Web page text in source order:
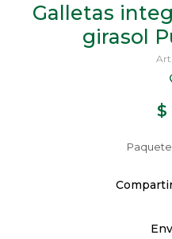
Galletas
girasol
$